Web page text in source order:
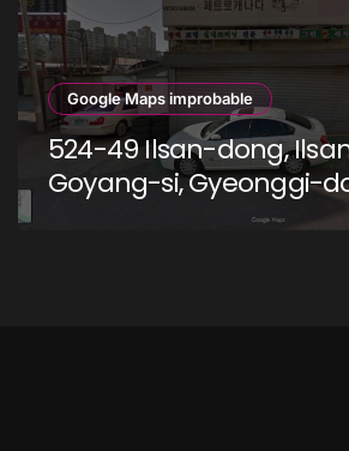
Google Maps improbable
524-49 Ilsan-dong,
Goyang-si, Gyeonggi-